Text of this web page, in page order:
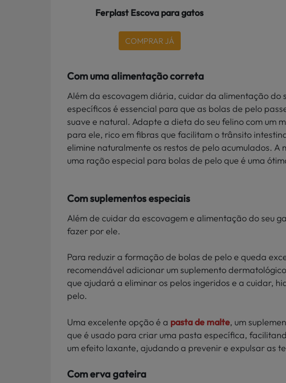
Ferplast Escova para gatos
COMPRAR JÁ
Com uma alimentação correta
Além da escovagem diária, cuidar da alimentação do
específicos é essencial para que as bolas de pelo
suave e natural. Adapte a dieta do seu felino com um
para ele, rico em fibras que facilitam o trânsito
elimine naturalmente os restos de pelo acumulados. A
uma ração especial para bolas de pelo que é uma
Com suplementos especiais
Além de cuidar da escovagem e alimentação do seu
fazer por ele.
Para reduzir a formação de bolas de pelo e queda
recomendável adicionar um suplemento
que ajudará a eliminar os pelos ingeridos e a cuidar,
pelo.
Uma excelente opção é a pasta de malte, um
que é usado para criar uma pasta específica,
um efeito laxante, ajudando a prevenir e expulsar as
Com erva gateira